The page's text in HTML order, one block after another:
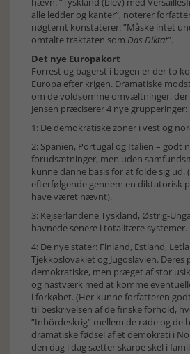
alle ledder og kanter”, noterer
nøgternt konstaterer: ”Måske intet
omtalte traktaten som Das Diktat”.
Det nye Europakort
Forrest og bagerst i bogen er der to
Europa efter krigen. Dramatiske
om de voldsomme omvæltninger,
Jensen præciserer 4 nye grupperinger:
1: De demokratiske zoner i vest og
2: Spanien, Portugal og Italien – godt
forudsætninger, men uden
kunne danne basis for at folde sig ud.
efterfølgende gennem en diktatorisk
have været nævnt).
3: Kejserlandene Tyskland, Østrig-
havnede senere i totalitære systemer.
4: De nye stater: Finland, Estland,
Tjekkoslovakiet og Jugoslavien.
demokratiske, men præget af stor
og hastværk med at komme
i forkøbet. (Her kunne forfatteren
til beskrivelsen af de finske forhold,
”Inbördeskrig” mellem de røde og de
dramatiske fødsel af et demokrati i
den dag i dag sætter skarpe skel i